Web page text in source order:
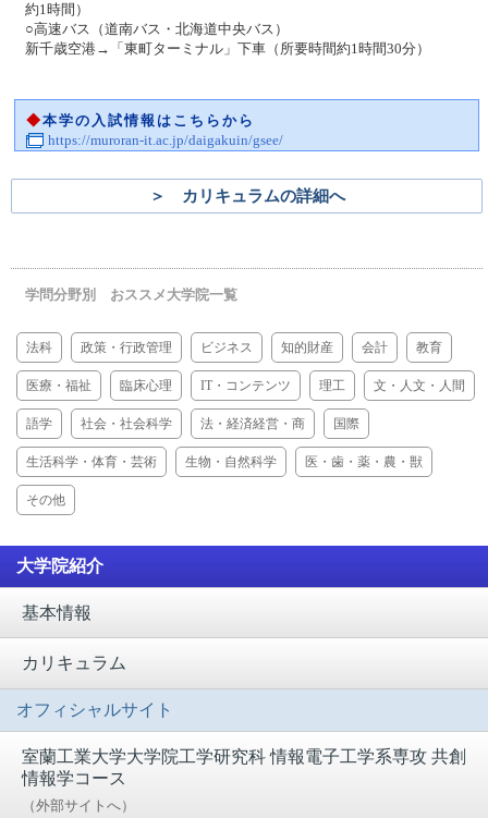
約1時間）
○高速バス（道南バス・北海道中央バス）
新千歳空港→「東町ターミナル」下車（所要時間約1時間30分）
◆本学の入試情報はこちらから
https://muroran-it.ac.jp/daigakuin/gsee/
＞ カリキュラムの詳細へ
学問分野別 おススメ大学院一覧
法科 政策・行政管理 ビジネス 知的財産 会計 教育
医療・福祉 臨床心理 IT・コンテンツ 理工 文・人文・人間
語学 社会・社会科学 法・経済経営・商 国際
生活科学・体育・芸術 生物・自然科学 医・歯・薬・農・獣
その他
大学院紹介
基本情報
カリキュラム
オフィシャルサイト
室蘭工業大学大学院工学研究科 情報電子工学系専攻 共創
情報学コース
（外部サイトへ）